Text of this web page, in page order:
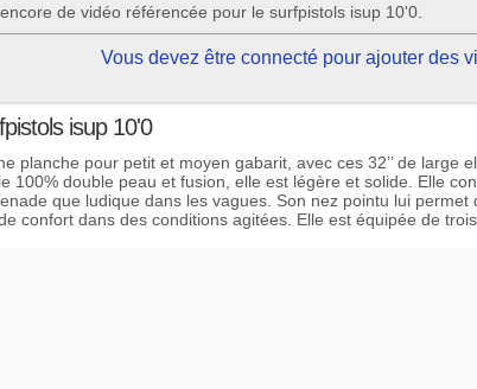
de vidéo référencée pour le surfpistols isup 10'0.
Vous devez être connecté pour ajouter des
isup 10'0
planche pour petit et moyen gabarit, avec ces 32’’ de large
100% double peau et fusion, elle est légère et solide. Elle
que ludique dans les vagues. Son nez pointu lui
confort dans des conditions agitées. Elle est équipée de